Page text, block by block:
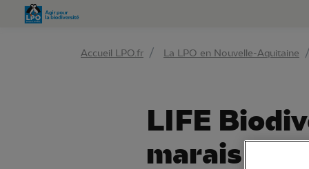
Accueil LPO.fr La LPO en Nouvelle-Aquitaine
LIFE
marais de